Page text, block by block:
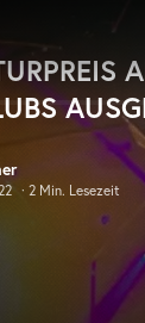
· 2 Min. Lesezeit